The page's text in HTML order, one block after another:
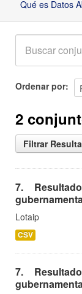
Qué es Datos
Ordenar por
2
Filtrar
7.
Lotaip
CSV
7.